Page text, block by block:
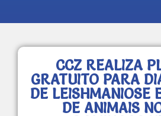
CCZ REALIZA
GRATUITO PARA
DE LEISHMANIOSE
DE ANIMAIS